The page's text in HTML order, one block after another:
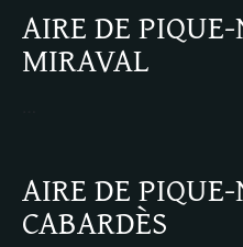
AIRE DE
MIRAVAL
AIRE DE
CABARDÈS